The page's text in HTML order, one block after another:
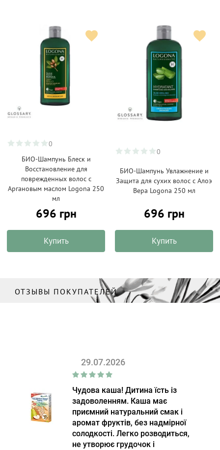
0
БИО-Шампунь Блеск и
Восстановление для
поврежденных волос с
Аргановым маслом Logona 250
мл
696 грн
Купить
0
БИО-Шампунь Увлажнение и
Защита для сухих волос с Алоэ
Вера Logona 250 мл
696 грн
Купить
ОТЗЫВЫ ПОКУПАТЕЛЕЙ
29.07.2026
Чудова каша! Дитина їсть із
задоволенням. Каша має
приємний натуральний смак і
аромат фруктів, без надмірної
солодкості. Легко розводиться,
не утворює грудочок і